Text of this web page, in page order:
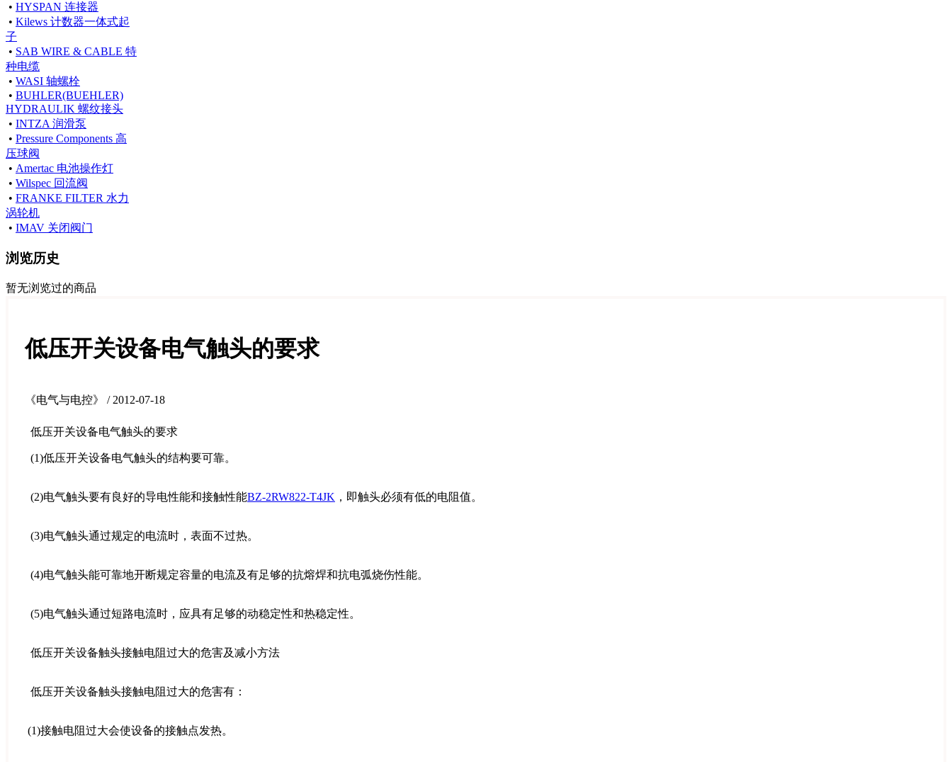
• HYSPAN 连接器
• Kilews 计数器一体式起
子
• SAB WIRE & CABLE 特
种电缆
• WASI 轴螺栓
• BUHLER(BUEHLER)
HYDRAULIK 螺纹接头
• INTZA 润滑泵
• Pressure Components 高
压球阀
• Amertac 电池操作灯
• Wilspec 回流阀
• FRANKE FILTER 水力
涡轮机
• IMAV 关闭阀门
浏览历史
暂无浏览过的商品
低压开关设备电气触头的要求
《电气与电控》 / 2012-07-18
低压开关设备电气触头的要求
(1)低压开关设备电气触头的结构要可靠。
(2)电气触头要有良好的导电性能和接触性能BZ-2RW822-T4JK ，即触头必须有低的电阻值。
(3)电气触头通过规定的电流时，表面不过热。
(4)电气触头能可靠地开断规定容量的电流及有足够的抗熔焊和抗电弧烧伤性能。
(5)电气触头通过短路电流时，应具有足够的动稳定性和热稳定性。
低压开关设备触头接触电阻过大的危害及减小方法
低压开关设备触头接触电阻过大的危害有：
(1)接触电阻过大会使设备的接触点发热。